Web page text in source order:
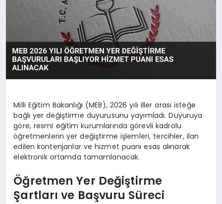
Milli Eğitim Bakanlığı (MEB), 2026 yılı iller arası isteğe
bağlı yer değiştirme duyurusunu yayımladı. Duyuruya
göre, resmi eğitim kurumlarında görevli kadrolu
öğretmenlerin yer değiştirme işlemleri, tercihler, ilan
edilen kontenjanlar ve hizmet puanı esas alınarak
elektronik ortamda tamamlanacak.
Öğretmen Yer Değiştirme
Şartları ve Başvuru Süreci